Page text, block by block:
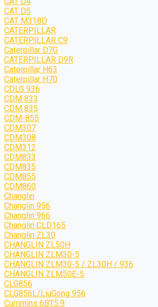
CAT D5
CAT M318D
CATERPILLAR
CATERPILLAR C9
Caterpillar D7G
CATERPILLAR D9R
Caterpillar H63
Caterpillar H70
CDLG 936
CDM 833
CDM 835
CDM-855
CDM307
CDM308
CDM312
CDM833
CDM835
CDM855
CDM860
Changlin
Changlin 956
Changlin 966
Changlin CLD165
Changlin ZL30
CHANGLIN ZL50H
CHANGLIN ZLM30-5
CHANGLIN ZLM30-5 / ZL30H / 936
CHANGLIN ZLM50E-5
CLG856
CLG856L/LiuGong 956
Cummins 6BT5.9